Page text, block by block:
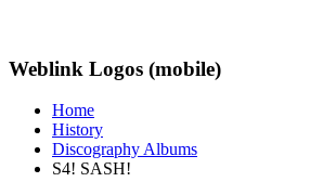
Weblink Logos (mobile)
Home
History
Discography Albums
S4! SASH!